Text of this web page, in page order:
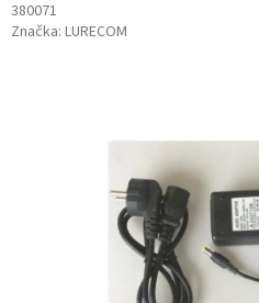
380071
Značka: LURECOM